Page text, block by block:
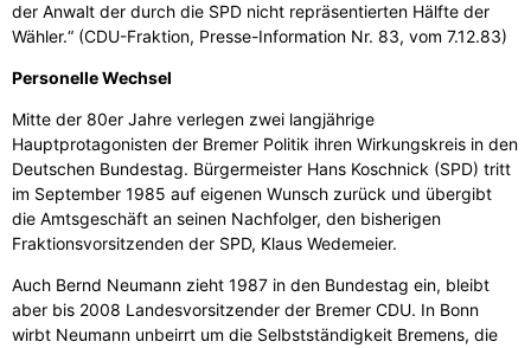
der Anwalt der durch die SPD nicht repräsentierten Hälfte der
Wähler.“ (CDU-Fraktion, Presse-Information Nr. 83, vom 7.12.83)
Personelle Wechsel
Mitte der 80er Jahre verlegen zwei langjährige
Hauptprotagonisten der Bremer Politik ihren Wirkungskreis in den
Deutschen Bundestag. Bürgermeister Hans Koschnick (SPD) tritt
im September 1985 auf eigenen Wunsch zurück und übergibt
die Amtsgeschäft an seinen Nachfolger, den bisherigen
Fraktionsvorsitzenden der SPD, Klaus Wedemeier.
Auch Bernd Neumann zieht 1987 in den Bundestag ein, bleibt
aber bis 2008 Landesvorsitzender der Bremer CDU. In Bonn
wirbt Neumann unbeirrt um die Selbstständigkeit Bremens, die